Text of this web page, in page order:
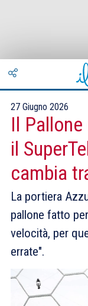
27 Giugno 2026
Il
il
cambia
La portiera
pallone fatto
velocità, per
errate".